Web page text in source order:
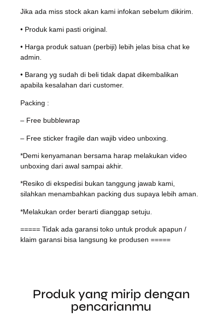
Jika ada miss stock akan kami infokan sebelum dikirim.
• Produk kami pasti original.
• Harga produk satuan (perbiji) lebih jelas bisa chat ke
admin.
• Barang yg sudah di beli tidak dapat dikembalikan
apabila kesalahan dari customer.
Packing :
– Free bubblewrap
– Free sticker fragile dan wajib video unboxing.
*Demi kenyamanan bersama harap melakukan video
unboxing dari awal sampai akhir.
*Resiko di ekspedisi bukan tanggung jawab kami,
silahkan menambahkan packing dus supaya lebih aman.
*Melakukan order berarti dianggap setuju.
===== Tidak ada garansi toko untuk produk apapun /
klaim garansi bisa langsung ke produsen =====
Produk yang mirip dengan
pencarianmu